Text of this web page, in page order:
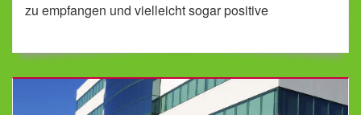
zu empfangen und vielleicht sogar positive
publik macht.